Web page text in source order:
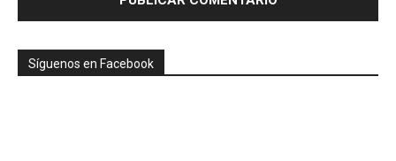
Síguenos en Facebook